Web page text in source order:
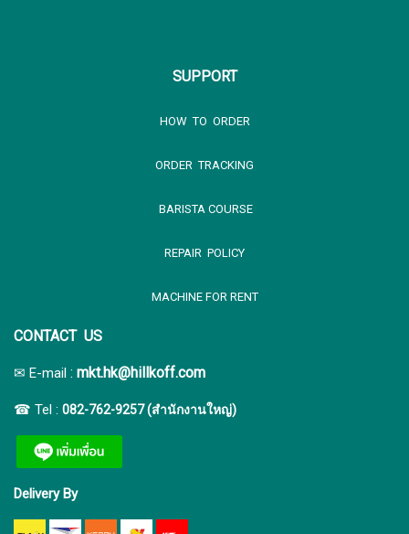
SUPPORT
HOW TO ORDER
ORDER TRACKING
BARISTA COURSE
REPAIR POLICY
MACHINE FOR RENT
CONTACT US
✉ E-mail : mkt.hk@hillkoff.com
☎ Tel : 082-762-9257 (สำนักงานใหญ่)
Delivery By